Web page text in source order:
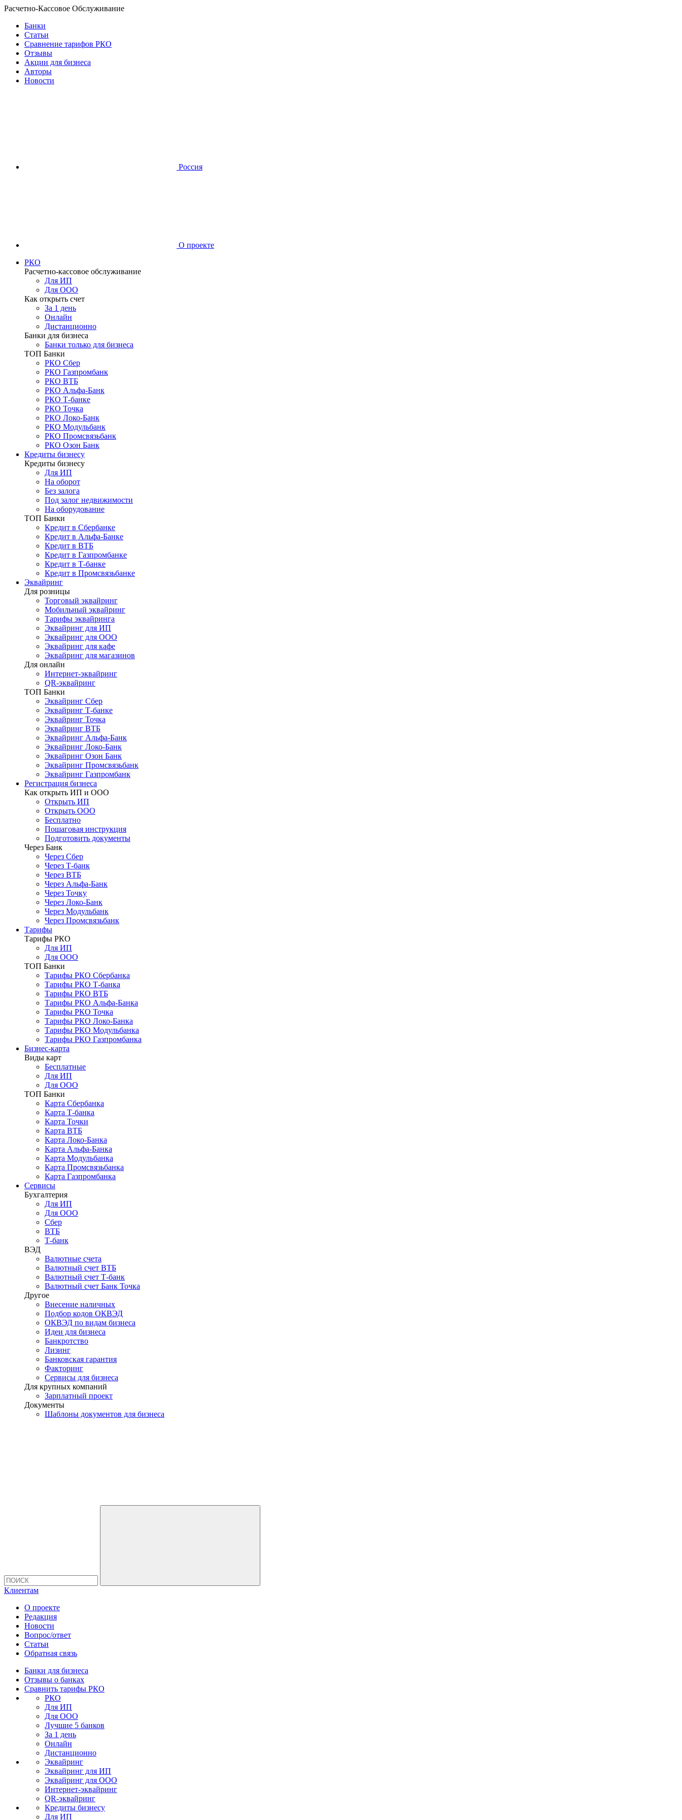
Расчетно-Кассовое Обслуживание
Банки
Статьи
Сравнение тарифов РКО
Отзывы
Акции для бизнеса
Авторы
Новости
Россия
О проекте
РКО
Расчетно-кассовое обслуживание
Для ИП
Для ООО
Как открыть счет
За 1 день
Онлайн
Дистанционно
Банки для бизнеса
Банки только для бизнеса
ТОП Банки
РКО Сбер
РКО Газпромбанк
РКО ВТБ
РКО Альфа-Банк
РКО Т-банке
РКО Точка
РКО Локо-Банк
РКО Модульбанк
РКО Промсвязьбанк
РКО Озон Банк
Кредиты бизнесу
Кредиты бизнесу
Для ИП
На оборот
Без залога
Под залог недвижимости
На оборудование
ТОП Банки
Кредит в Сбербанке
Кредит в Альфа-Банке
Кредит в ВТБ
Кредит в Газпромбанке
Кредит в Т-банке
Кредит в Промсвязьбанке
Эквайринг
Для розницы
Торговый эквайринг
Мобильный эквайринг
Тарифы эквайринга
Эквайринг для ИП
Эквайринг для ООО
Эквайринг для кафе
Эквайринг для магазинов
Для онлайн
Интернет-эквайринг
QR-эквайринг
ТОП Банки
Эквайринг Сбер
Эквайринг Т-банке
Эквайринг Точка
Эквайринг ВТБ
Эквайринг Альфа-Банк
Эквайринг Локо-Банк
Эквайринг Озон Банк
Эквайринг Промсвязьбанк
Эквайринг Газпромбанк
Регистрация бизнеса
Как открыть ИП и ООО
Открыть ИП
Открыть ООО
Бесплатно
Пошаговая инструкция
Подготовить документы
Через Банк
Через Сбер
Через Т-банк
Через ВТБ
Через Альфа-Банк
Через Точку
Через Локо-Банк
Через Модульбанк
Через Промсвязьбанк
Тарифы
Тарифы РКО
Для ИП
Для ООО
ТОП Банки
Тарифы РКО Сбербанка
Тарифы РКО Т-банка
Тарифы РКО ВТБ
Тарифы РКО Альфа-Банка
Тарифы РКО Точка
Тарифы РКО Локо-Банка
Тарифы РКО Модульбанка
Тарифы РКО Газпромбанка
Бизнес-карта
Виды карт
Бесплатные
Для ИП
Для ООО
ТОП Банки
Карта Сбербанка
Карта Т-банка
Карта Точки
Карта ВТБ
Карта Локо-Банка
Карта Альфа-Банка
Карта Модульбанка
Карта Промсвязьбанка
Карта Газпромбанка
Сервисы
Бухгалтерия
Для ИП
Для ООО
Сбер
ВТБ
Т-банк
ВЭД
Валютные счета
Валютный счет ВТБ
Валютный счет Т-банк
Валютный счет Банк Точка
Другое
Внесение наличных
Подбор кодов ОКВЭД
ОКВЭД по видам бизнеса
Идеи для бизнеса
Банкротство
Лизинг
Банковская гарантия
Факторинг
Сервисы для бизнеса
Для крупных компаний
Зарплатный проект
Документы
Шаблоны документов для бизнеса
Клиентам
О проекте
Редакция
Новости
Вопрос/ответ
Статьи
Обратная связь
Банки для бизнеса
Отзывы о банках
Сравнить тарифы РКО
РКО
Для ИП
Для ООО
Лучшие 5 банков
За 1 день
Онлайн
Дистанционно
Эквайринг
Эквайринг для ИП
Эквайринг для ООО
Интернет-эквайринг
QR-эквайринг
Кредиты бизнесу
Для ИП